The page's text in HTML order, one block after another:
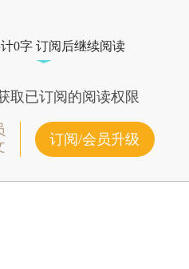
0字 订阅后继续阅读
取已订阅的阅读权限
订阅/会员升级